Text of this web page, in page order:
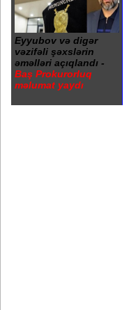
Eyyubov və digər
vəzifəli şəxslərin
əməlləri açıqlandı -
Baş Prokurorluq
məlumat yaydı